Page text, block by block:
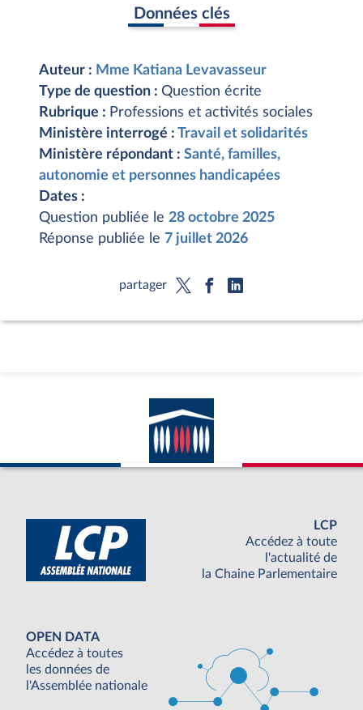
Données clés
Auteur : Mme Katiana Levavasseur
Type de question : Question écrite
Rubrique : Professions et activités sociales
Ministère interrogé : Travail et solidarités
Ministère répondant : Santé, familles,
autonomie et personnes handicapées
Dates :
Question publiée le 28 octobre 2025
Réponse publiée le 7 juillet 2026
partager
LCP
Accédez à toute
l'actualité de
la Chaine Parlementaire
OPEN DATA
Accédez à toutes
les données de
l'Assemblée nationale